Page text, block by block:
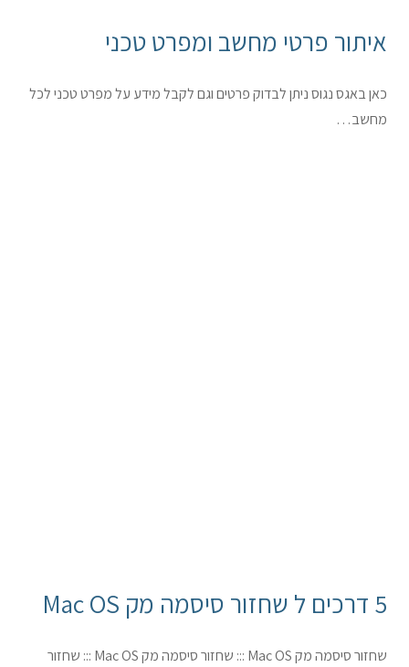
איתור פרטי מחשב ומפרט טכני
כאן באגס נגוס ניתן לבדוק פרטים וגם לקבל מידע על מפרט טכני לכל
מחשב…
5 דרכים ל שחזור סיסמה מק Mac OS
שחזור סיסמה מק Mac OS ::: שחזור סיסמה מק Mac OS ::: שחזור